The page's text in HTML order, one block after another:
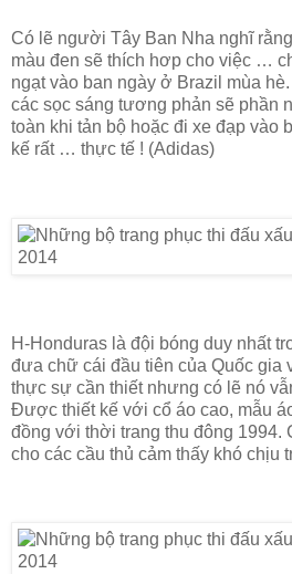
Có lẽ người Tây Ban Nha nghĩ
màu đen sẽ thích hơp cho việc …
ngạt vào ban ngày ở Brazil mùa
các sọc sáng tương phản sẽ phần
toàn khi tản bộ hoặc đi xe đạp vào
kế rất … thực tế ! (Adidas)
H-Honduras là đội bóng duy nhất
đưa chữ cái đầu tiên của Quốc gia
thực sự cần thiết nhưng có lẽ nó
Được thiết kế với cổ áo cao, mẫu
đồng với thời trang thu đông 1994.
cho các cầu thủ cảm thấy khó chịu